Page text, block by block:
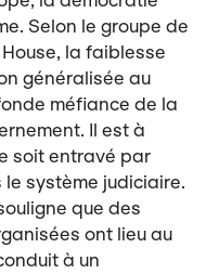
Selon le groupe de
la faiblesse
généralisée au
méfiance de la
Il est à
soit entravé par
le système judiciaire.
que des
ont lieu au
à un